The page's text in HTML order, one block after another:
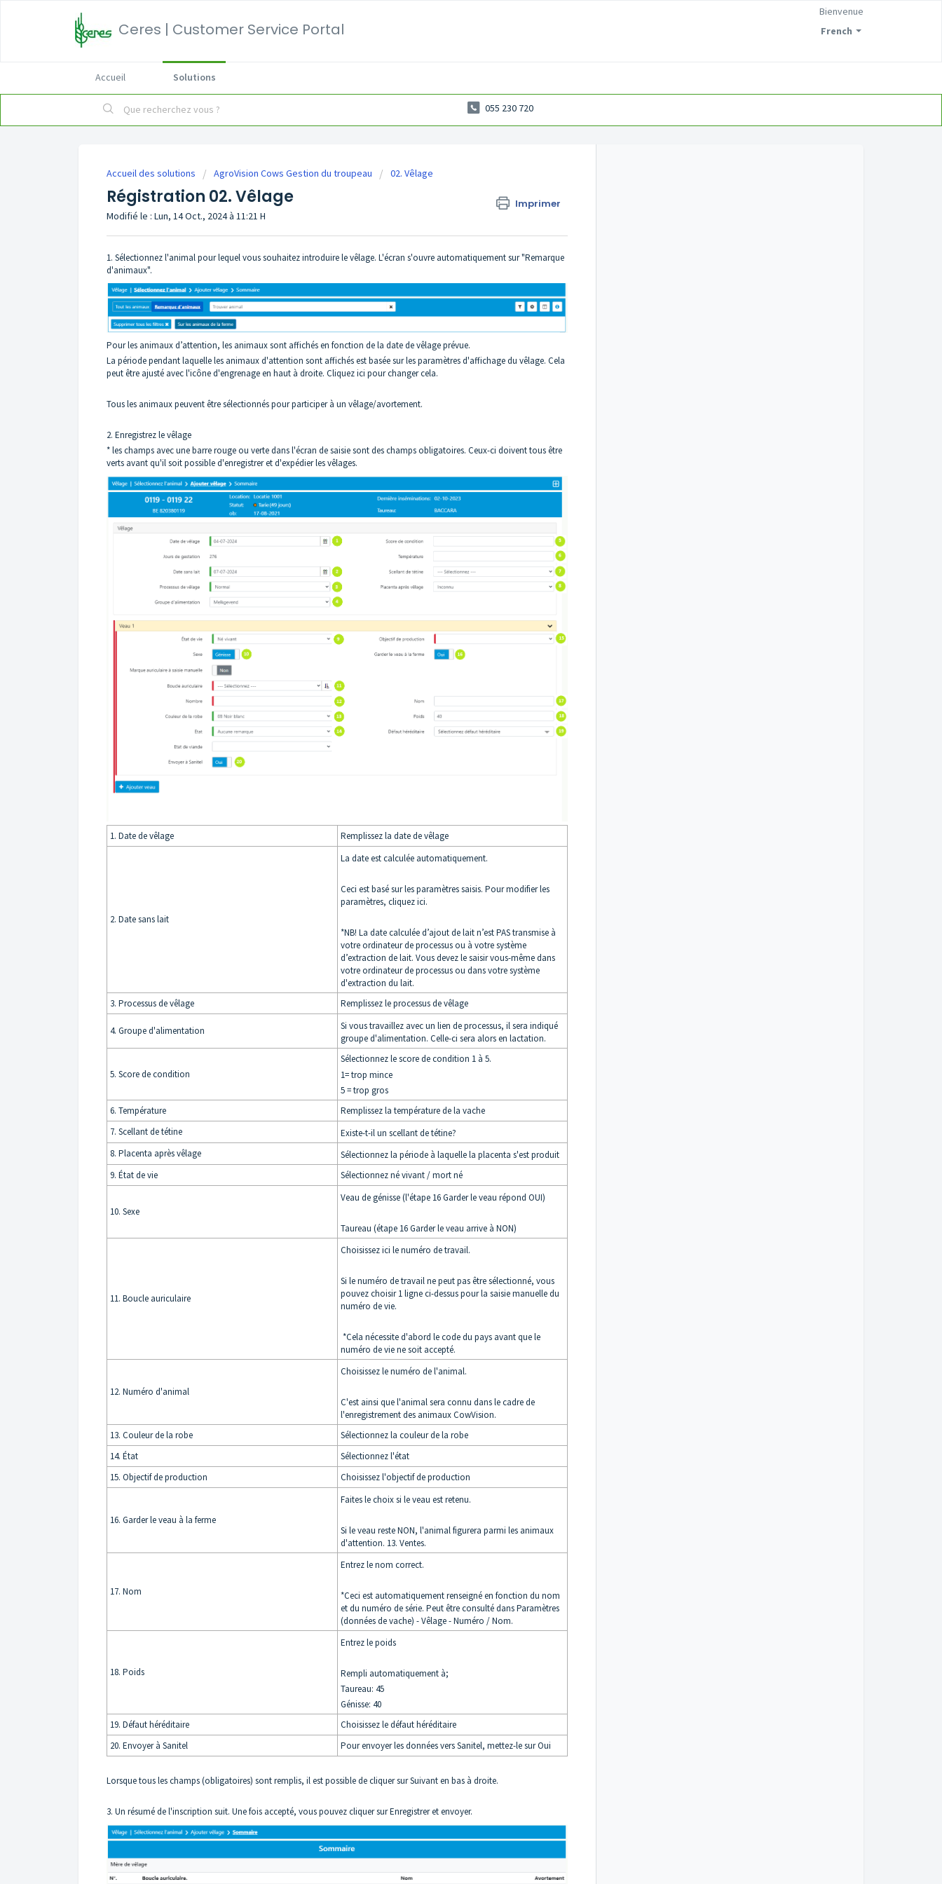
Ceres | Customer Service Portal French
Bienvenue
Accueil Solutions
055 230 720
Accueil des solutions AgroVision Cows Gestion du troupeau 02. Vêlage
Régistration 02. Vêlage Imprimer
Modifié le : Lun, 14 Oct., 2024 à 11:21 H
1. Sélectionnez l'animal pour lequel vous souhaitez introduire le vêlage. L'écran s'ouvre automatiquement sur "Remarque
d'animaux".
Pour les animaux d’attention, les animaux sont affichés en fonction de la date de vêlage prévue.
La période pendant laquelle les animaux d'attention sont affichés est basée sur les paramètres d'affichage du vêlage. Cela
peut être ajusté avec l'icône d'engrenage en haut à droite. Cliquez ici pour changer cela.
Tous les animaux peuvent être sélectionnés pour participer à un vêlage/avortement.
2. Enregistrez le vêlage
* les champs avec une barre rouge ou verte dans l'écran de saisie sont des champs obligatoires. Ceux-ci doivent tous être
verts avant qu'il soit possible d'enregistrer et d'expédier les vêlages.
1. Date de vêlage Remplissez la date de vêlage
2. Date sans lait
La date est calculée automatiquement.
Ceci est basé sur les paramètres saisis. Pour modifier les
paramètres, cliquez ici.
*NB! La date calculée d’ajout de lait n’est PAS transmise à
votre ordinateur de processus ou à votre système
d’extraction de lait. Vous devez le saisir vous-même dans
votre ordinateur de processus ou dans votre système
d'extraction du lait.
3. Processus de vêlage
Remplissez le processus de vêlage
4. Groupe d'alimentation
Si vous travaillez avec un lien de processus, il sera indiqué
groupe d'alimentation. Celle-ci sera alors en lactation.
5. Score de condition
Sélectionnez le score de condition 1 à 5.
1= trop mince
5 = trop gros
6. Température
Remplissez la température de la vache
7. Scellant de tétine
Existe-t-il un scellant de tétine?
8. Placenta après vêlage
Sélectionnez la période à laquelle la placenta s'est produit
9. État de vie
Sélectionnez né vivant / mort né
10. Sexe
Veau de génisse (l'étape 16 Garder le veau répond OUI)
Taureau (étape 16 Garder le veau arrive à NON)
11. Boucle auriculaire
Choisissez ici le numéro de travail.
Si le numéro de travail ne peut pas être sélectionné, vous
pouvez choisir 1 ligne ci-dessus pour la saisie manuelle du
numéro de vie.
*Cela nécessite d'abord le code du pays avant que le
numéro de vie ne soit accepté.
12. Numéro d'animal
Choisissez le numéro de l'animal.
C'est ainsi que l'animal sera connu dans le cadre de
l'enregistrement des animaux CowVision.
13. Couleur de la robe
Sélectionnez la couleur de la robe
14. État
Sélectionnez l'état
15. Objectif de production
Choisissez l'objectif de production
16. Garder le veau à la ferme
Faites le choix si le veau est retenu.
Si le veau reste NON, l'animal figurera parmi les animaux
d'attention. 13. Ventes.
17. Nom
Entrez le nom correct.
*Ceci est automatiquement renseigné en fonction du nom
et du numéro de série. Peut être consulté dans Paramètres
(données de vache) - Vêlage - Numéro / Nom.
18. Poids
Entrez le poids
Rempli automatiquement à;
Taureau: 45
Génisse: 40
19. Défaut héréditaire
Choisissez le défaut héréditaire
20. Envoyer à Sanitel
Pour envoyer les données vers Sanitel, mettez-le sur Oui
Lorsque tous les champs (obligatoires) sont remplis, il est possible de cliquer sur Suivant en bas à droite.
3. Un résumé de l'inscription suit. Une fois accepté, vous pouvez cliquer sur Enregistrer et envoyer.